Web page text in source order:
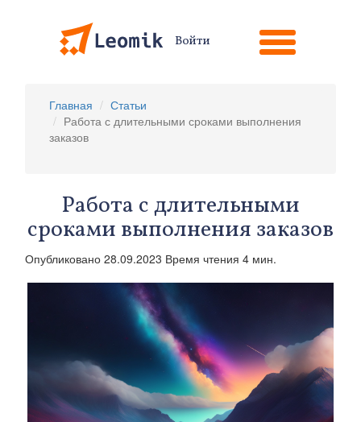
Войти
Главная
Статьи
Работа с длительными сроками выполнения
заказов
Работа с длительными
сроками выполнения заказов
Опубликовано 28.09.2023 Время чтения 4 мин.